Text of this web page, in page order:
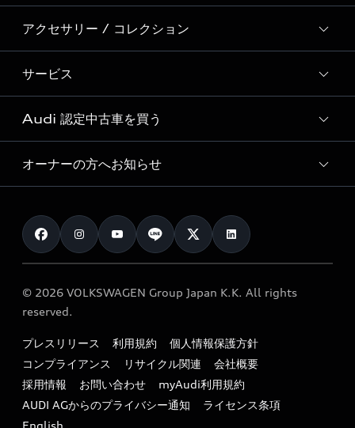
Audi Sport
Formula 1®
デジタルサービス
新車在庫検索
試乗車・展示車検索
見積り依頼
試乗予約
モデル一覧
特別仕様モデル / 限定モデル
e-tronラインアップ
価格シミュレーション
車両比較
カタログ一覧
アクセサリー / コレクション
純正アクセサリー
オンラインショップ
Audi collection
アウディナビアプリ
サービス
サービス入庫予約
サービスプログラム
メンテナンス
車検 / 定期点検
e-tronアフターサポート
myAudi
Audi 認定中古車を買う
Audi認定中古車
クオリティ
保証
メンテナンス
ファイナンス
キャンペーン / イベント
買取査定
オーナーの方へお知らせ
お知らせ
オーナー様向けキャンペーン
特定整備適用車一覧
リサイクル法
よくある質問（FAQ）
© 2026 VOLKSWAGEN Group Japan K.K. All rights
reserved.
プレスリリース 利用規約
個人情報保護方針
コンプライアンス
リサイクル関連
会社概要
採用情報
お問い合わせ
myAudi利用規約
AUDI AGからのプライバシー通知
ライセンス条項
English